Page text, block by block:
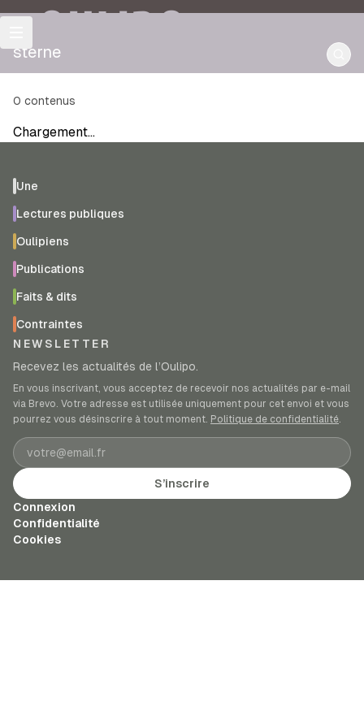
OULIPO
sterne
0 contenus
Chargement…
Une
Lectures publiques
Oulipiens
Publications
Faits & dits
Contraintes
NEWSLETTER
Recevez les actualités de l’Oulipo.
En vous inscrivant, vous acceptez de recevoir nos actualités par e-mail
via Brevo. Votre adresse est utilisée uniquement pour cet envoi et vous
pourrez vous désinscrire à tout moment. Politique de confidentialité.
Adresse e-mail
S’inscrire
Connexion
Confidentialité
Cookies